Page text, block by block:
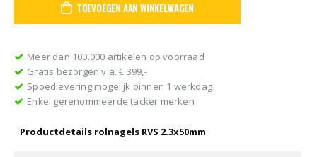
TOEVOEGEN AAN WINKELWAGEN
Meer dan 100.000 artikelen op voorraad
Gratis bezorgen v.a. € 399,-
Spoedlevering mogelijk binnen 1 werkdag
Enkel gerenommeerde tacker merken
Productdetails rolnagels RVS 2.3x50mm